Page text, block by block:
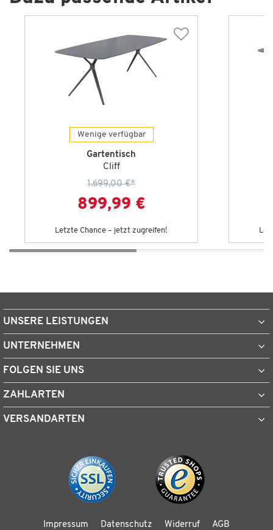
Wenige verfügbar
Gartentisch
Cliff
1.699,00 €*
899,99 €
Letzte Chance – jetzt zugreifen!
UNSERE LEISTUNGEN
UNTERNEHMEN
FOLGEN SIE UNS
ZAHLARTEN
VERSANDARTEN
Impressum Datenschutz Widerruf AGB